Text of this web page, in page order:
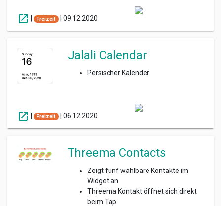
open_in_new Freizeit | 09.12.2020
Jalali Calendar
Persischer Kalender
open_in_new Freizeit | 06.12.2020
Threema Contacts
Zeigt fünf wählbare Kontakte im
Widget an
Threema Kontakt öffnet sich direkt
beim Tap